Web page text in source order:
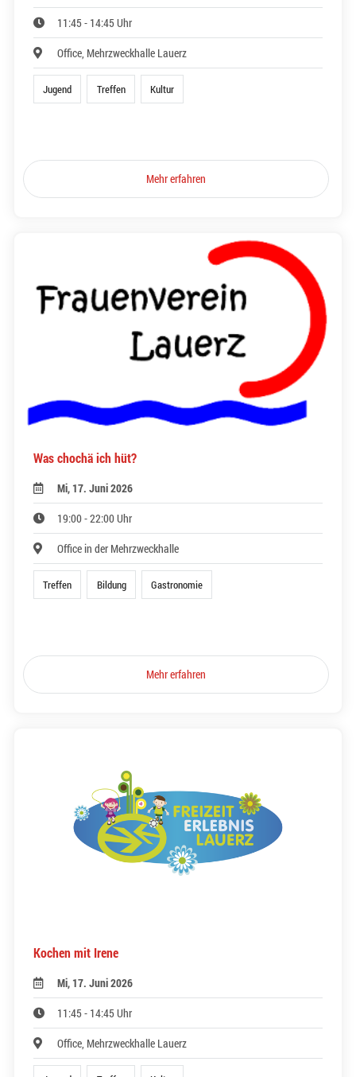
11:45 - 14:45 Uhr
Office, Mehrzweckhalle Lauerz
Jugend Treffen Kultur
Mehr erfahren
Was chochä ich hüt?
Mi, 17. Juni 2026
19:00 - 22:00 Uhr
Office in der Mehrzweckhalle
Treffen Bildung Gastronomie
Mehr erfahren
Kochen mit Irene
Mi, 17. Juni 2026
11:45 - 14:45 Uhr
Office, Mehrzweckhalle Lauerz